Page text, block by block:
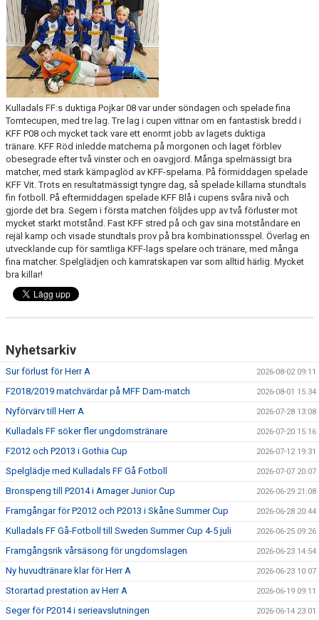
PROFILKLÄDER
KFF FACEBOOK
KFF INSTAGRAM
MEDLEM INTRESSEANMÄLAN
Kulladals FF:s duktiga Pojkar 08 var under söndagen och spelade fina
Tomtecupen, med tre lag. Tre lag i cupen vittnar om en fantastisk bredd i
KFF P08 och mycket tack vare ett enormt jobb av lagets duktiga
tränare. KFF Röd inledde matcherna på morgonen och laget förblev
obesegrade efter två vinster och en oavgjord. Många spelmässigt bra
matcher, med stark kämpaglöd av KFF-spelarna. På förmiddagen spelade
KFF Vit. Trots en resultatmässigt tyngre dag, så spelade killarna stundtals
fin fotboll. På eftermiddagen spelade KFF Blå i cupens svåra nivå och
gjorde det bra. Segern i första matchen följdes upp av två förluster mot
mycket starkt motstånd. Fast KFF stred på och gav sina motståndare en
rejäl kamp och visade stundtals prov på bra kombinationsspel. Överlag en
utvecklande cup för samtliga KFF-lags spelare och tränare, med många
fina matcher. Spelglädjen och kamratskapen var som alltid härlig. Mycket
bra killar!
Nyhetsarkiv
Sur förlust för Herr A 2026-08-02 09:11
F2018/2019 matchvärdar på MFF Dam-match 2026-08-01 15:34
Nyförvärv till Herr A 2026-07-28 13:08
Kulladals FF söker fler ungdomstränare 2026-07-20 15:16
F2012 och P2013 i Gothia Cup 2026-07-12 19:31
Spelglädje med Kulladals FF Gå Fotboll 2026-07-07 20:07
Bronspeng till P2014 i Amager Junior Cup 2026-06-29 21:08
Framgångar för P2012 och P2013 i Skåne Summer Cup 2026-06-28 20:44
Kulladals FF Gå-Fotboll till Sweden Summer Cup 4-5 juli 2026-06-25 09:26
Framgångsrik vårsäsong för ungdomslagen 2026-06-23 14:54
Ny huvudtränare klar för Herr A 2026-06-23 10:07
Storartad prestation av Herr A 2026-06-19 09:11
Seger för P2014 i serieavslutningen 2026-06-14 23:01